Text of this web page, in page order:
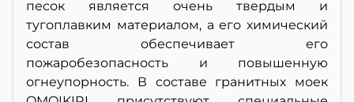
песок является очень твердым и
тугоплавким материалом, а его химический
состав обеспечивает его
пожаробезопасность и повышенную
огнеупорность. В составе гранитных моек